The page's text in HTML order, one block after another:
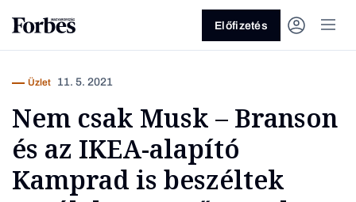
Előfizetés
Üzlet 11. 5. 2021
Nem csak Musk – Branson
és az IKEA-alapító
Kamprad is beszéltek